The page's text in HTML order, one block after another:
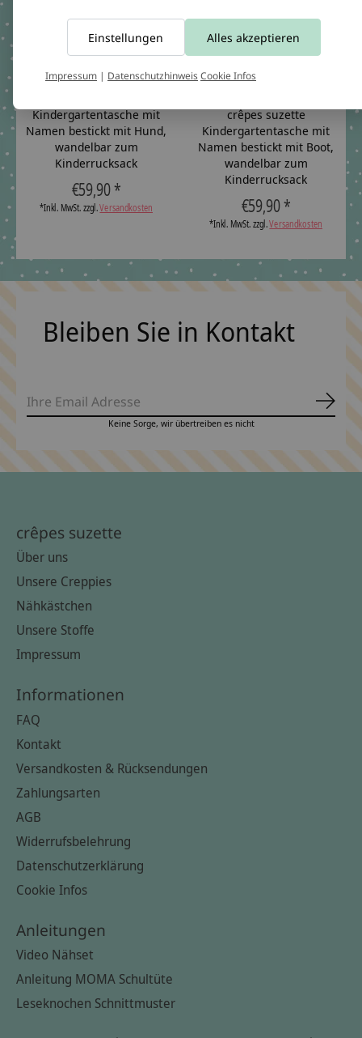
Kindergartentasche mit
Namen bestickt mit Hund,
wandelbar zum
Kinderrucksack
€59,90 *
*Inkl. MwSt. zzgl.Versandkosten
crêpes suzette
Kindergartentasche mit
Namen bestickt mit Boot,
wandelbar zum
Kinderrucksack
€59,90 *
*Inkl. MwSt. zzgl.Versandkosten
Bleiben Sie in Kontakt
Keine Sorge, wir übertreiben es nicht
crêpes suzette
Über uns
Unsere Creppies
Nähkästchen
Unsere Stoffe
Impressum
Informationen
FAQ
Kontakt
Versandkosten & Rücksendungen
Zahlungsarten
AGB
Widerrufsbelehrung
Datenschutzerklärung
Cookie Infos
Anleitungen
Video Nähset
Anleitung MOMA Schultüte
Leseknochen Schnittmuster
Einstellungen Alles akzeptieren
Impressum | DatenschutzhinweisCookie Infos